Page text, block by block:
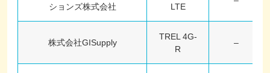
ションズ株式会社
LTE
株式会社GISupply
TREL 4G-
R
–